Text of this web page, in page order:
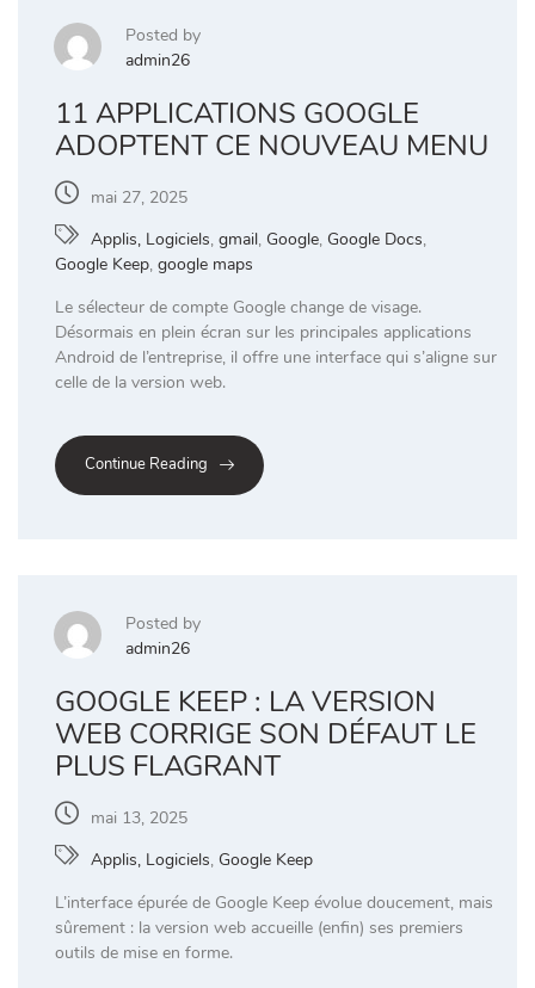
Posted by
admin26
11 APPLICATIONS GOOGLE
ADOPTENT CE NOUVEAU MENU
mai 27, 2025
Applis, Logiciels, gmail, Google, Google Docs,
Google Keep, google maps
Le sélecteur de compte Google change de visage.
Désormais en plein écran sur les principales applications
Android de l’entreprise, il offre une interface qui s’aligne sur
celle de la version web.
Continue Reading
Posted by
admin26
GOOGLE KEEP : LA VERSION
WEB CORRIGE SON DÉFAUT LE
PLUS FLAGRANT
mai 13, 2025
Applis, Logiciels, Google Keep
L’interface épurée de Google Keep évolue doucement, mais
sûrement : la version web accueille (enfin) ses premiers
outils de mise en forme.